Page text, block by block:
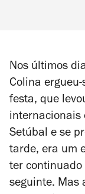
Nos últimos
Colina
festa, que
internacionais
Setúbal e se
tarde, era um
ter continuado
seguinte. Mas